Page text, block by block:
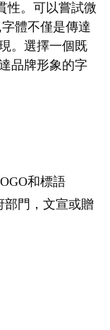
性。可以嘗試微
體不僅是傳達
。選擇一個既
品牌形象的字
和標語
部門，文宣或贈